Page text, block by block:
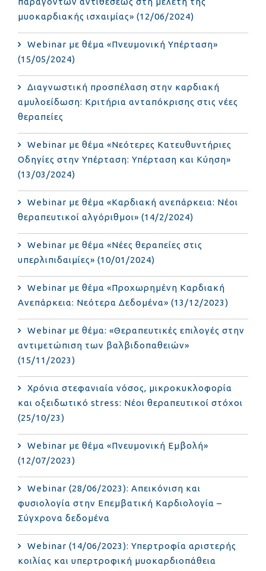
μυοκαρδιακής ισχαιμίας» (12/06/2024)
Webinar με θέμα «Πνευμονική Υπέρταση»
(15/05/2024)
Διαγνωστική προσπέλαση στην καρδιακή
αμυλοείδωση: Κριτήρια ανταπόκρισης στις νέες
θεραπείες
Webinar με θέμα «Νεότερες Κατευθυντήριες
Οδηγίες στην Υπέρταση: Υπέρταση και Κύηση»
(13/03/2024)
Webinar με θέμα «Καρδιακή ανεπάρκεια: Νέοι
θεραπευτικοί αλγόριθμοι» (14/2/2024)
Webinar με θέμα «Νέες θεραπείες στις
υπερλιπιδαιμίες» (10/01/2024)
Webinar με θέμα «Προχωρημένη Καρδιακή
Ανεπάρκεια: Νεότερα Δεδομένα» (13/12/2023)
Webinar με θέμα: «Θεραπευτικές επιλογές στην
αντιμετώπιση των βαλβιδοπαθειών»
(15/11/2023)
Χρόνια στεφανιαία νόσος, μικροκυκλοφορία
και οξειδωτικό stress: Νέοι θεραπευτικοί στόχοι
(25/10/23)
Webinar με θέμα «Πνευμονική Εμβολή»
(12/07/2023)
Webinar (28/06/2023): Απεικόνιση και
φυσιολογία στην Επεμβατική Καρδιολογία –
Σύγχρονα δεδομένα
Webinar (14/06/2023): Υπερτροφία αριστερής
κοιλίας και υπερτροφική μυοκαρδιοπάθεια